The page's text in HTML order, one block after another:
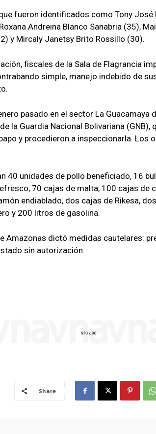
fueron identificados como Tony José
Andreina Blanco Sanabria (35),
y Mircaly Janetsy Brito Rossillo (30).
fiscales de la Sala de Flagrancia
simple, manejo indebido de
pasado en el sector La Guacamaya
la Guardia Nacional Bolivariana (GNB),
y procedieron a inspeccionarla. Los
40 unidades de pollo beneficiado, 16
70 cajas de malta, 100 cajas de
endiablado, dos cajas de Rikesa,
y 200 litros de gasolina.
Amazonas dictó medidas cautelares:
sin autorización.
Share